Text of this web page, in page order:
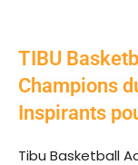
TIBU
Champions
Inspirants
Tibu Basketball